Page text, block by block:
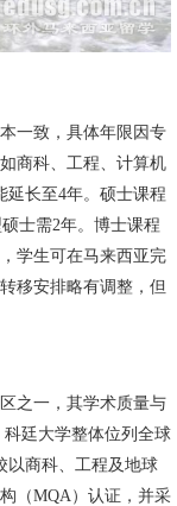
一致，具体年限因专
商科、工程、计算机
延长至4年。硕士课程
士需2年。博士课程
学生可在马来西亚完
移安排略有调整，但
之一，其学术质量与
科廷大学整体位列全球
以商科、工程及地球
（MQA）认证，并采